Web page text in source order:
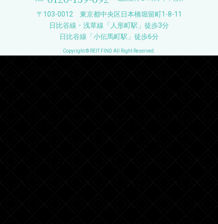
〒103-0012 東京都中央区日本橋堀留町1-8-11
日比谷線・浅草線「人形町駅」徒歩3分
日比谷線「小伝馬町駅」徒歩6分
Copyright © REIT FIND All Right Reserved.